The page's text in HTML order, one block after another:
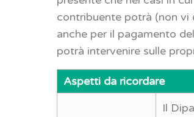
contribuente potrà (non vi
anche per il pagamento
potrà intervenire sulle
Aspetti da ricordare
Il